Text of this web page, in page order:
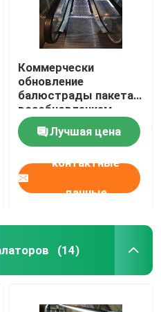
Коммерчески
обновление
балюстрады пакета
возобновлением
модернизации
эскалатораЛучшая цена
контактные
данные
(14)